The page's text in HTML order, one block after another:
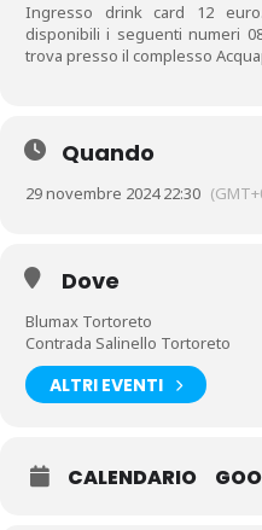
Ingresso drink card 12
disponibili i seguenti numeri
trova presso il complesso
Quando
29 novembre 2024 22:30
Dove
Blumax Tortoreto
Contrada Salinello Tortoreto
ALTRI EVENTI
CALENDARIO